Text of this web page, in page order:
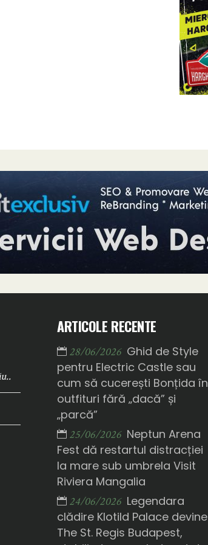
ARTICOLE RECENTE
28/06/2026 Ghid de Style
pentru Electric Castle sau
cum să cucerești Bonțida în
outfituri fără „dacă” și
„parcă”
25/06/2026 Neptun Arena
Fest dă restartul distracției
la mare sub umbrela Visit
Riviera Mangalia
24/06/2026 Legendara
clădire Klotild Palace devine
The St. Regis Budapest,